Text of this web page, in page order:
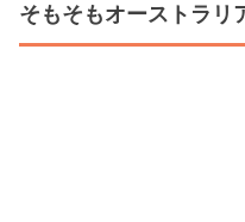
そもそもオーストラリ